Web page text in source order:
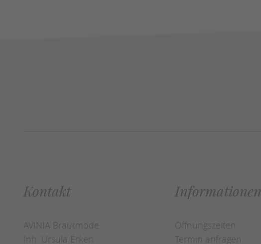
Kontakt
AVINIA Brautmode
Inh. Ursula Erken
Informationen
Öffnungszeiten
Termin anfragen